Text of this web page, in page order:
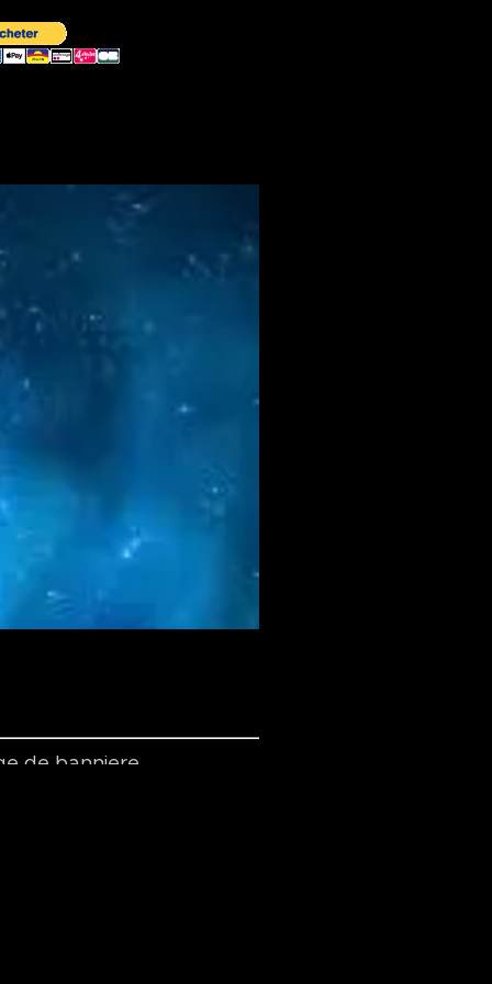
de banniere